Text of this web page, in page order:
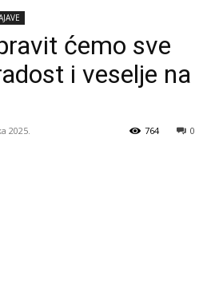
ćemo sve
i veselje na
2025. 0
764